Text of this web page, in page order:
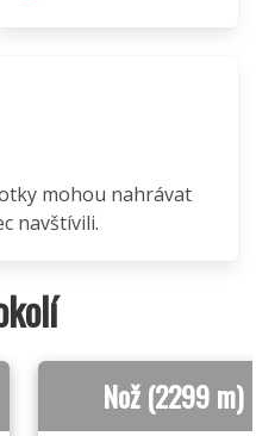
mohou nahrávat
navštívili.
Nož (2299 m)